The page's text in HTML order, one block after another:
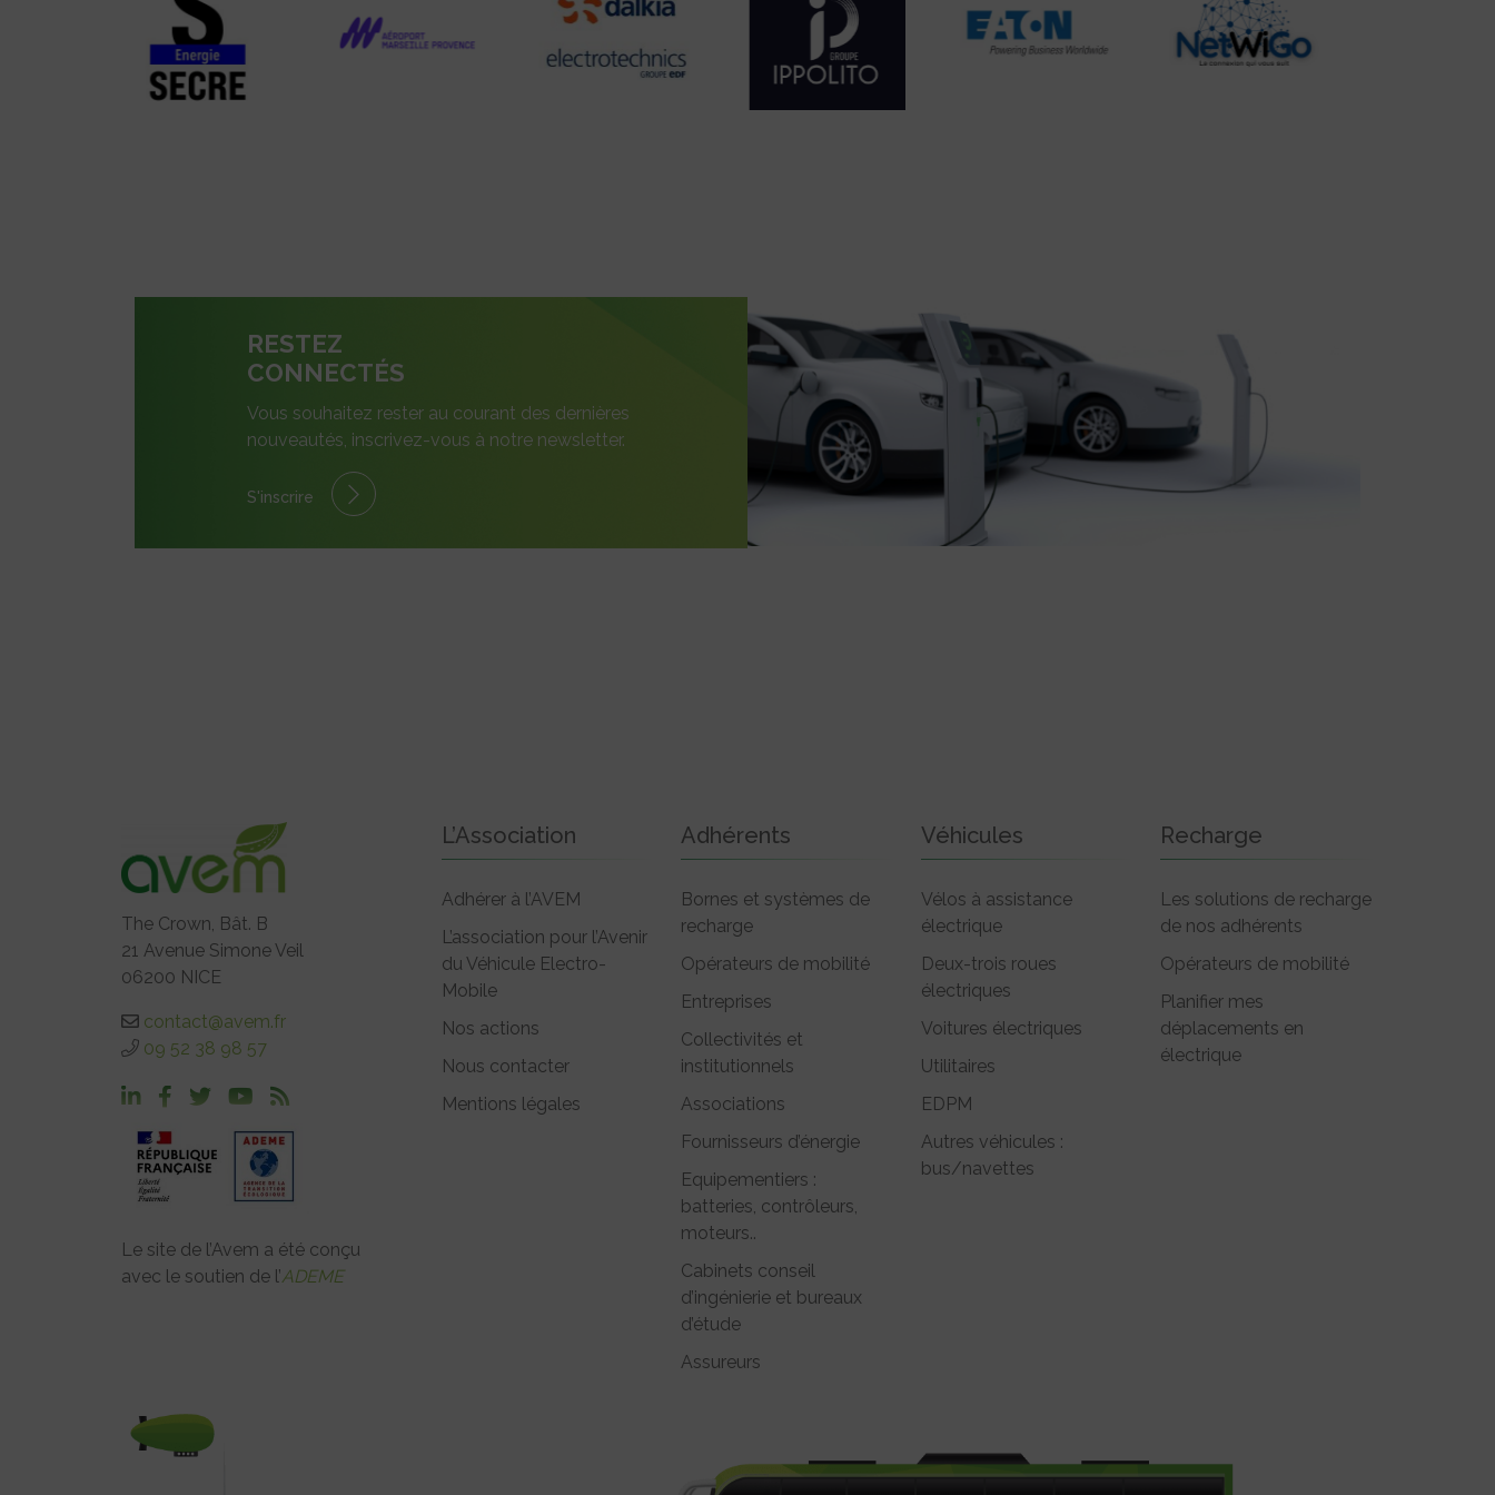
RESTEZ
CONNECTÉS
Vous souhaitez rester au courant des dernières
nouveautés, inscrivez-vous à notre newsletter.
S'inscrire
The Crown, Bât. B
21 Avenue Simone Veil
06200 NICE
contact@avem.fr
09 52 38 98 57
Le site de l’Avem a été conçu
avec le soutien de l’ADEME
L’Association
Adhérer à l’AVEM
L’association pour l’Avenir
du Véhicule Electro-
Mobile
Nos actions
Nous contacter
Mentions légales
Adhérents
Bornes et systèmes de
recharge
Opérateurs de mobilité
Entreprises
Collectivités et
institutionnels
Associations
Fournisseurs d’énergie
Equipementiers :
batteries, contrôleurs,
moteurs..
Cabinets conseil
d’ingénierie et bureaux
d’étude
Assureurs
Véhicules
Vélos à assistance
électrique
Deux-trois roues
électriques
Voitures électriques
Utilitaires
EDPM
Autres véhicules :
bus/navettes
Recharge
Les solutions de recharge
de nos adhérents
Opérateurs de mobilité
Planifier mes
déplacements en
électrique